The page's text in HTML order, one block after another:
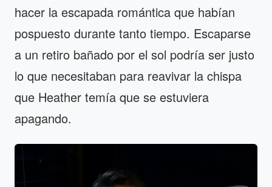
hacer la escapada romántica que habían
pospuesto durante tanto tiempo. Escaparse
a un retiro bañado por el sol podría ser justo
lo que necesitaban para reavivar la chispa
que Heather temía que se estuviera
apagando.